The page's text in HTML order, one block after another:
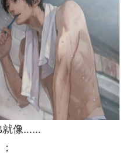
就像……